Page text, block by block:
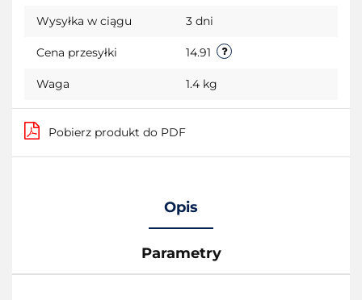
Wysyłka w ciągu 3 dni
Cena przesyłki 14.91
Waga 1.4 kg
Pobierz produkt do PDF
Opis
Parametry